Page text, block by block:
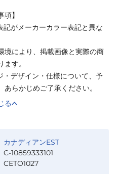
】
がメーカーカラー表記と異な
により、掲載画像と実際の商
す。
デザイン・仕様について、予
らかじめご了承ください。
る
カナディアンEST
C-10859333101
CETO1027